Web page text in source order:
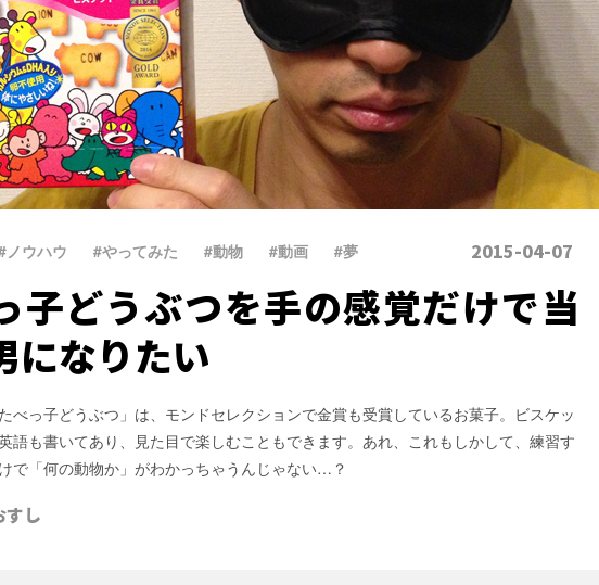
ノウハウ #やってみた #動物 #動画 #夢 2015-04-07
子どうぶつを手の感覚だけで当
になりたい
べっ子どうぶつ」は、モンドセレクションで金賞も受賞しているお菓子。ビスケッ
語も書いてあり、見た目で楽しむこともできます。あれ、これもしかして、練習す
で「何の動物か」がわかっちゃうんじゃない…？
すし